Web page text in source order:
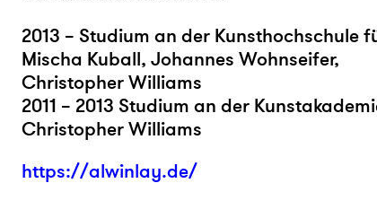
2013 – Studium an der Kunsthochschule
Mischa Kuball, Johannes Wohnseifer,
Christopher Williams
2011 – 2013 Studium an der
Christopher Williams
https://alwinlay.de/